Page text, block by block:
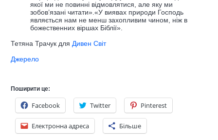
якої ми не повинні відмовлятися, але яку ми
зобов’язані читати».«У виявах природи Господь
являється нам не менш захопливим чином, ніж в
божественних віршах Біблії».
Тетяна Трачук для Дивен Світ
Джерело
Поширити це:
Facebook Twitter Pinterest
Електронна адреса Більше